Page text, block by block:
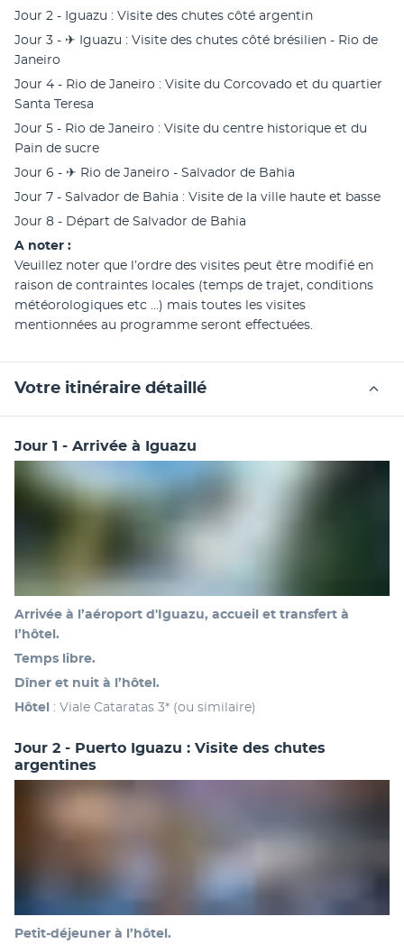
Jour 2 - Iguazu : Visite des chutes côté argentin
Jour 3 - ✈︎ Iguazu : Visite des chutes côté brésilien - Rio de
Janeiro
Jour 4 - Rio de Janeiro : Visite du Corcovado et du quartier
Santa Teresa
Jour 5 - Rio de Janeiro : Visite du centre historique et du
Pain de sucre
Jour 6 - ✈︎ Rio de Janeiro - Salvador de Bahia
Jour 7 - Salvador de Bahia : Visite de la ville haute et basse
Jour 8 - Départ de Salvador de Bahia
A noter :
Veuillez noter que l’ordre des visites peut être modifié en
raison de contraintes locales (temps de trajet, conditions
météorologiques etc …) mais toutes les visites
mentionnées au programme seront effectuées.
Votre itinéraire détaillé
Jour 1 - Arrivée à Iguazu
Arrivée à l’aéroport d'Iguazu, accueil et transfert à
l’hôtel.
Temps libre.
Dîner et nuit à l’hôtel.
Hôtel
: Viale Cataratas 3* (ou similaire)
Jour 2 - Puerto Iguazu : Visite des chutes
argentines
Petit-déjeuner à l’hôtel.